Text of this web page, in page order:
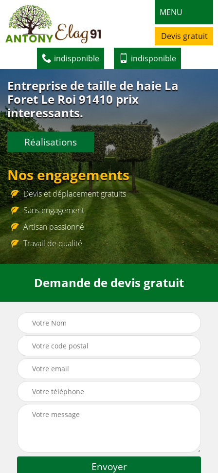
MENU
Devis gratuit
indisponible indisponible
Entreprise de taille de haie La
Foret Le Roi 91410 prix
interessants.
Réalisations
Nos engagements
Devis et déplacement gratuits
Sans engagement
Artisan passionné
Travail de qualité
Demande de devis gratuit